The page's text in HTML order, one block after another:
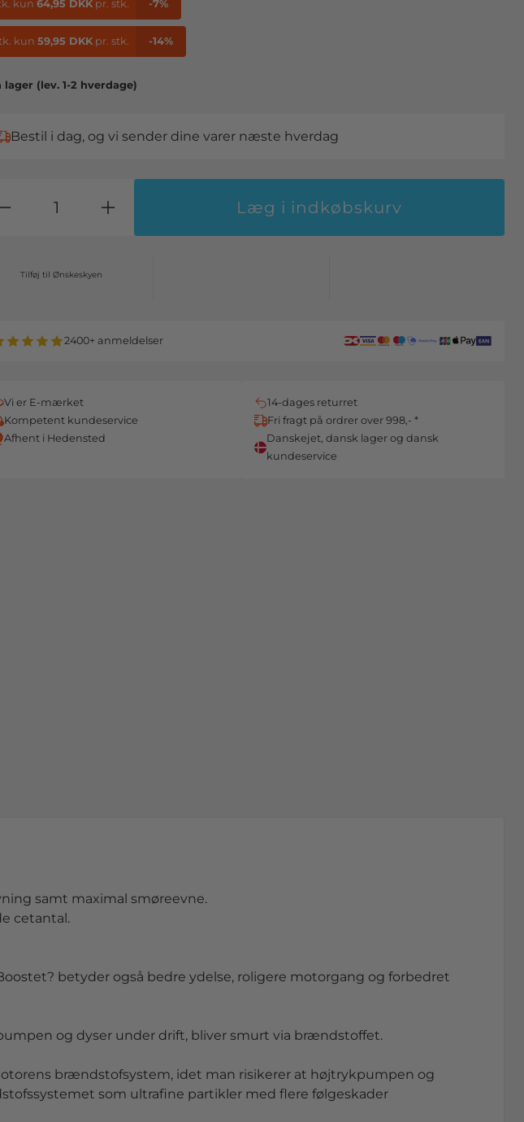
kun 64,95 DKK pr. stk. -7%
kun 59,95 DKK pr. stk. -14%
lager (lev. 1-2 hverdage)
Bestil i dag, og vi sender dine varer næste hverdag
Læg i indkøbskurv
Tilføj til Ønskeskyen
2400+ anmeldelser
Vi er E-mærket
Kompetent kundeservice
Afhent i Hedensted
14-dages returret
Fri fragt på ordrer over 998,- *
Danskejet, dansk lager og dansk
kundeservice
samt maximal smøreevne.
cetantal.
betyder også bedre ydelse, roligere motorgang og forbedret
og dyser under drift, bliver smurt via brændstoffet.
brændstofsystem, idet man risikerer at højtrykpumpen og
som ultrafine partikler med flere følgeskader